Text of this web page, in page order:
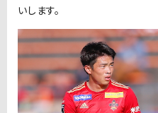
いします。